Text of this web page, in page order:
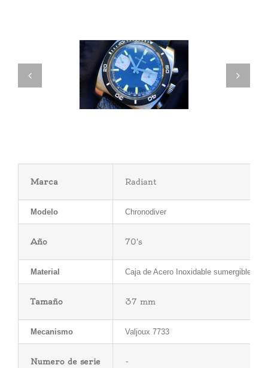
Marca Radiant
Modelo Chronodiver
Año 70's
Material Caja de Acero Inoxidable sumergible a
Tamaño 37 mm
Mecanismo Valjoux 7733
Numero de serie -